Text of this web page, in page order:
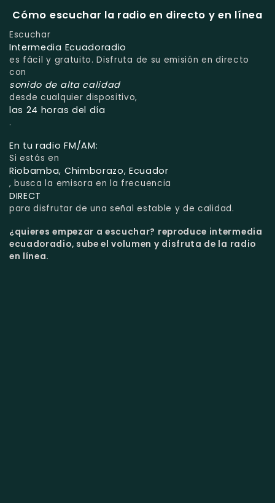
Cómo escuchar la radio en directo y en línea
Escuchar
Intermedia Ecuadoradio
es fácil y gratuito. Disfruta de su emisión en directo
con
sonido de alta calidad
desde cualquier dispositivo,
las 24 horas del día
.
En tu radio FM/AM:
Si estás en
Riobamba, Chimborazo, Ecuador
, busca la emisora en la frecuencia
DIRECT
para disfrutar de una señal estable y de calidad.
¿quieres empezar a escuchar? reproduce intermedia
ecuadoradio, sube el volumen y disfruta de la radio
en línea.